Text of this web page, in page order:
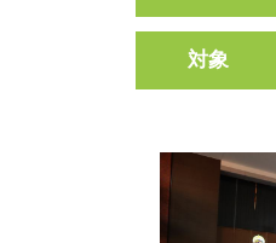
対象